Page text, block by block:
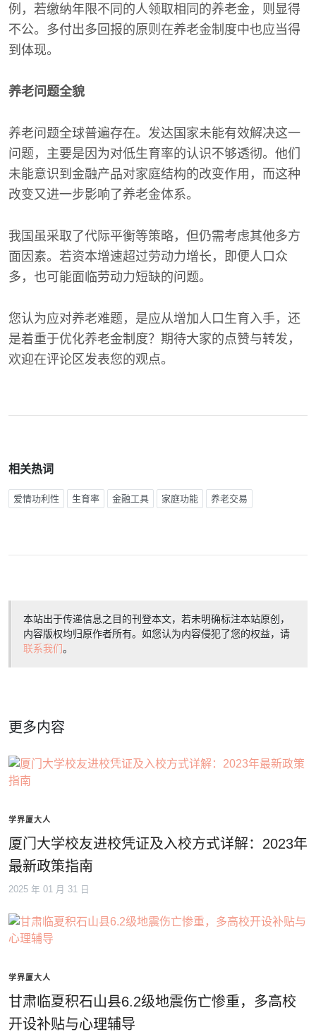
例，若缴纳年限不同的人领取相同的养老金，则显得
不公。多付出多回报的原则在养老金制度中也应当得
到体现。
养老问题全貌
养老问题全球普遍存在。发达国家未能有效解决这一
问题，主要是因为对低生育率的认识不够透彻。他们
未能意识到金融产品对家庭结构的改变作用，而这种
改变又进一步影响了养老金体系。
我国虽采取了代际平衡等策略，但仍需考虑其他多方
面因素。若资本增速超过劳动力增长，即便人口众
多，也可能面临劳动力短缺的问题。
您认为应对养老难题，是应从增加人口生育入手，还
是着重于优化养老金制度？期待大家的点赞与转发，
欢迎在评论区发表您的观点。
相关热词
爱情功利性 生育率 金融工具 家庭功能 养老交易
本站出于传递信息之目的刊登本文，若未明确标注本站原创，
内容版权均归原作者所有。如您认为内容侵犯了您的权益，请
联系我们。
更多内容
学界厦大人
厦门大学校友进校凭证及入校方式详解：2023年
最新政策指南
2025 年 01 月 31 日
学界厦大人
甘肃临夏积石山县6.2级地震伤亡惨重，多高校
开设补贴与心理辅导